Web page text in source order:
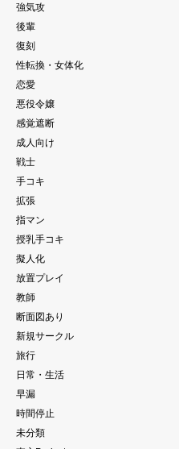
強気攻
後輩
復刻
性転換・女体化
恋愛
悪役令嬢
感覚遮断
成人向け
戦士
手コキ
拡張
指マン
授乳手コキ
擬人化
放置プレイ
教師
断面図あり
新規サークル
旅行
日常・生活
早漏
時間停止
未分類